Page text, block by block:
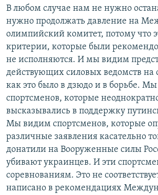
В любом случае нам не нужно
нужно продолжать давление на
олимпийский комитет, потому что
критерии, которые были
не исполняются. И мы видим
действующих силовых ведомств на
как это было в дзюдо и в борьбе.
спортсменов, которые
высказывались в поддержку
Мы видим спортсменов, которые
различные заявления касательно
донатили на Вооруженные силы
убивают украинцев. И эти
соревнованиям. Это не
написано в рекомендациях